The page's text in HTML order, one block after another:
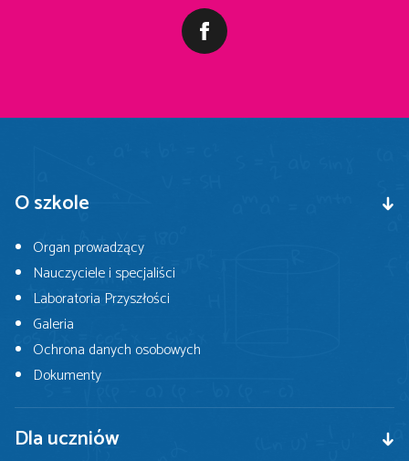
O szkole
Organ prowadzący
Nauczyciele i specjaliści
Laboratoria Przyszłości
Galeria
Ochrona danych osobowych
Dokumenty
Dla uczniów